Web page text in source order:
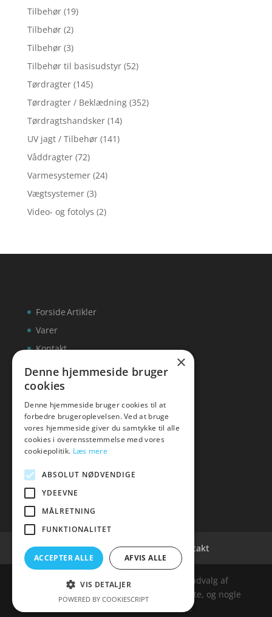
Tilbehør (19)
Tilbehør (2)
Tilbehør (3)
Tilbehør til basisudstyr (52)
Tørdragter (145)
Tørdragter / Beklædning (352)
Tørdragtshandsker (14)
UV jagt / Tilbehør (141)
Våddragter (72)
Varmesystemer (24)
Vægtsystemer (3)
Video- og fotolys (2)
Forside
Varer
Kontakt
Artikler
inks
Tlf: 7876 8672
Mail:info@inks.dk
Cookie- og privatlivspolitik Kontakt
Denne hjemmeside samler et bredt udvalg af
spændende varer. Siden er et affiiliatesite, og nogle
links kan være affiliatelinks.
×
Denne hjemmeside bruger
cookies
Denne hjemmeside bruger cookies til at
forbedre brugeroplevelsen. Ved at bruge
vores hjemmeside giver du samtykke til alle
cookies i overensstemmelse med vores
cookiepolitik. Læs mere
ABSOLUT NØDVENDIGE
YDEEVNE
MÅLRETNING
FUNKTIONALITET
ACCEPTER ALLE AFVIS ALLE
VIS DETALJER
POWERED BY COOKIESCRIPT